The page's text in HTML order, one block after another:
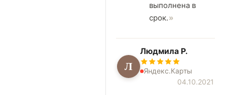
выполнена в
срок.
Л
Людмила Р.
Яндекс.Карты
04.10.2021